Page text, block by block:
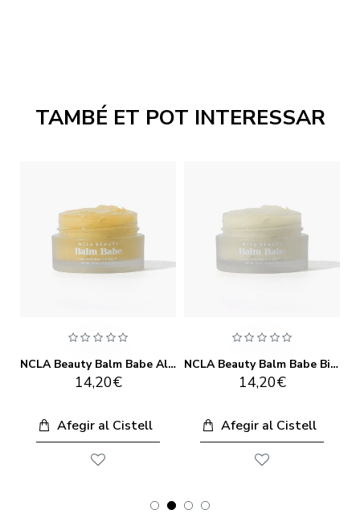
TAMBÉ ET POT INTERESSAR
NCLA Beauty Balm Babe Almond Cookie Lip Balm
14,20€
Afegir al Cistell
NCLA Beauty Balm Babe Birthday Cake Lip Balm
14,20€
Afegir al Cistell